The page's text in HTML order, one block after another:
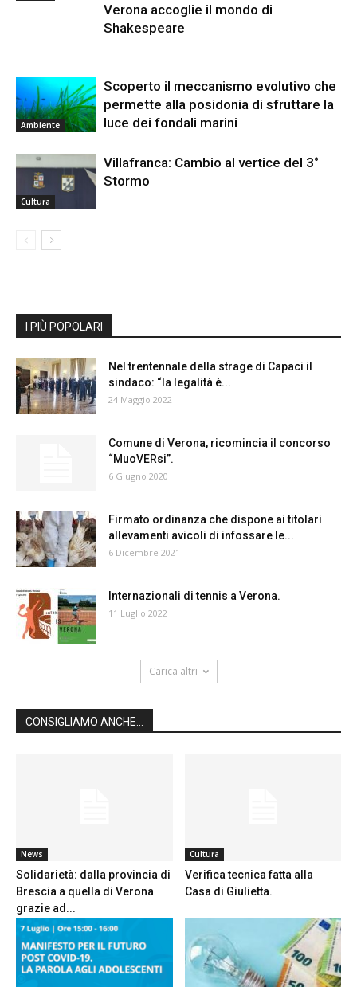
Verona accoglie il mondo di
Shakespeare
Ambiente
Scoperto il meccanismo evolutivo che
permette alla posidonia di sfruttare la
luce dei fondali marini
Cultura
Villafranca: Cambio al vertice del 3°
Stormo
I PIÙ POPOLARI
Nel trentennale della strage di Capaci il
sindaco: “la legalità è...
24 Maggio 2022
Comune di Verona, ricomincia il concorso
“MuoVERsi”.
6 Giugno 2020
Firmato ordinanza che dispone ai titolari
allevamenti avicoli di infossare le...
6 Dicembre 2021
Internazionali di tennis a Verona.
11 Luglio 2022
Carica altri
CONSIGLIAMO ANCHE...
News
Solidarietà: dalla provincia di
Brescia a quella di Verona
grazie ad...
Cultura
Verifica tecnica fatta alla
Casa di Giulietta.